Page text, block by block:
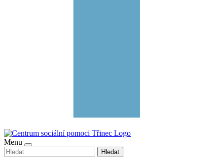
Menu
Hledat